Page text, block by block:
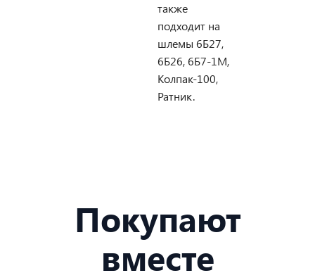
также
подходит на
шлемы 6Б27,
6Б26, 6Б7-1М,
Колпак-100,
Ратник.
Покупают
вместе